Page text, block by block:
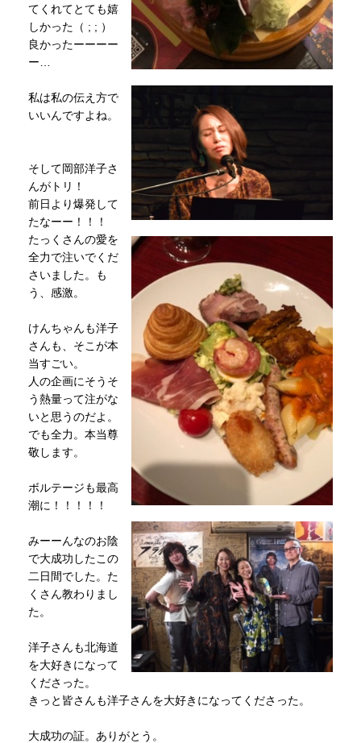
てくれてとても嬉
しかった（ ; ; ）
良かったーーーー
ー…
私は私の伝え方で
いいんですよね。
そして岡部洋子さ
んがトリ！
前日より爆発して
たなーー！！！
たっくさんの愛を
全力で注いでくだ
さいました。も
う、感激。
けんちゃんも洋子
さんも、そこが本
当すごい。
人の企画にそうそ
う熱量って注がな
いと思うのだよ。
でも全力。本当尊
敬します。
ボルテージも最高
潮に！！！！！
みーーんなのお陰
で大成功したこの
二日間でした。た
くさん教わりまし
た。
洋子さんも北海道
を大好きになって
くださった。
きっと皆さんも洋子さんを大好きになってくださった。
大成功の証。ありがとう。